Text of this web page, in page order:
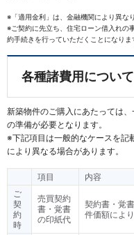
※「適用金利」は、金融機関により異なり
※ご契約に先立ち、住宅ローン借入れの
約手続きを行っていただくことになりま
各種諸費用について
新築物件のご購入にあたっては
の準備が必要となります。
※下記項目は一般的なケースを記
により異なる場合があります。
項目
内容
ご
契
約
時
売買契約
書・覚書
の印紙代
契約書・覚
件価額によ